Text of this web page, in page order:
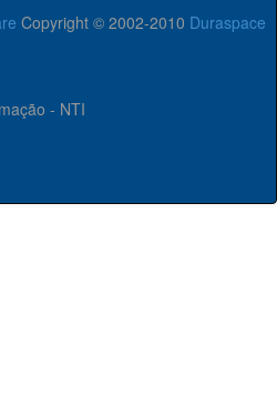
Copyright © 2002-2010 Duraspace
- NTI